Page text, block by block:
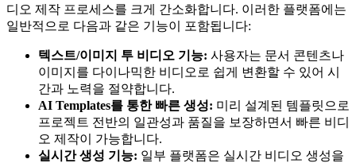
디오 제작 프로세스를 크게 간소화합니다. 이러한 플랫폼에는
일반적으로 다음과 같은 기능이 포함됩니다:
텍스트/이미지 투 비디오 기능: 사용자는 문서 콘텐츠나
이미지를 다이나믹한 비디오로 쉽게 변환할 수 있어 시
간과 노력을 절약합니다.
AI Templates를 통한 빠른 생성: 미리 설계된 템플릿으로
프로젝트 전반의 일관성과 품질을 보장하면서 빠른 비디
오 제작이 가능합니다.
실시간 생성 기능: 일부 플랫폼은 실시간 비디오 생성을